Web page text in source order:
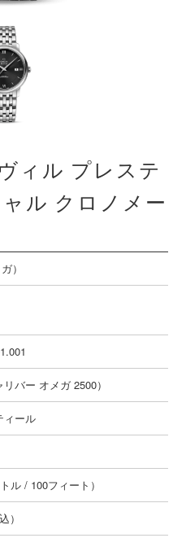
ィル プレステ
ル クロノメー
）
バー オメガ 2500）
ー ル
ル / 100フィート）
）